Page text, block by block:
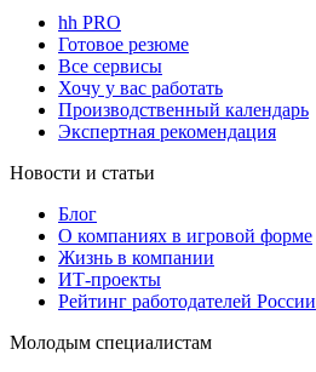
hh PRO
Готовое резюме
Все сервисы
Хочу у вас работать
Производственный календарь
Экспертная рекомендация
Новости и статьи
Блог
О компаниях в игровой форме
Жизнь в компании
ИТ-проекты
Рейтинг работодателей России
Молодым специалистам